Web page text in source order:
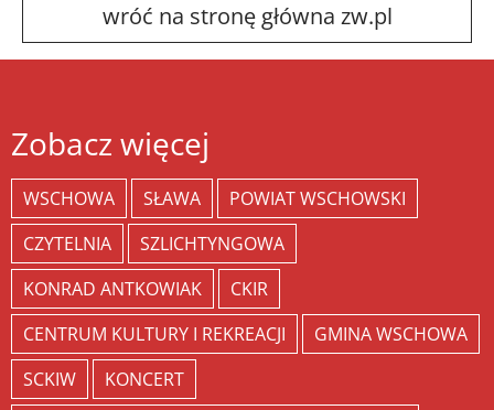
wróć na stronę główna zw.pl
Zobacz więcej
WSCHOWA SŁAWA
POWIAT WSCHOWSKI
CZYTELNIA
SZLICHTYNGOWA
KONRAD ANTKOWIAK
CKIR
CENTRUM KULTURY I REKREACJI
GMINA WSCHOWA
SCKIW
KONCERT